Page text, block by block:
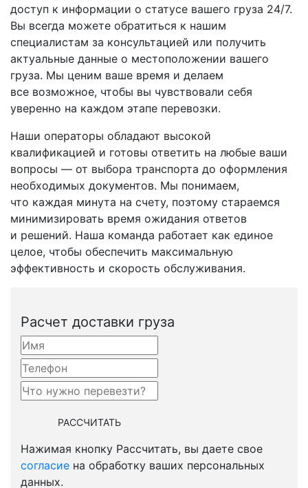
доступ к информации о статусе вашего груза 24/7.
Вы всегда можете обратиться к нашим
специалистам за консультацией или получить
актуальные данные о местоположении вашего
груза. Мы ценим ваше время и делаем
все возможное, чтобы вы чувствовали себя
уверенно на каждом этапе перевозки.
Наши операторы обладают высокой
квалификацией и готовы ответить на любые ваши
вопросы — от выбора транспорта до оформления
необходимых документов. Мы понимаем,
что каждая минута на счету, поэтому стараемся
минимизировать время ожидания ответов
и решений. Наша команда работает как единое
целое, чтобы обеспечить максимальную
эффективность и скорость обслуживания.
Расчет доставки груза
Нажимая кнопку Рассчитать, вы даете свое
согласие на обработку ваших персональных
данных.